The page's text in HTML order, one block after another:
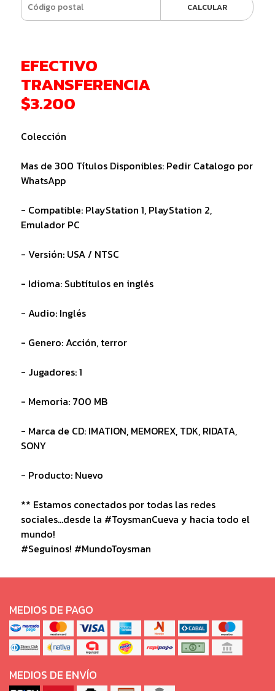
CALCULAR
EFECTIVO
TRANSFERENCIA
$3.200
Colección
Mas de 300 Títulos Disponibles: Pedir Catalogo por
WhatsApp
- Compatible: PlayStation 1, PlayStation 2,
Emulador PC
- Versión: USA / NTSC
- Idioma: Subtítulos en inglés
- Audio: Inglés
- Genero: Acción, terror
- Jugadores: 1
- Memoria: 700 MB
- Marca de CD: IMATION, MEMOREX, TDK, RIDATA,
SONY
- Producto: Nuevo
** Estamos conectados por todas las redes
sociales...desde la #ToysmanCueva y hacia todo el
mundo!
#Seguinos! #MundoToysman
MEDIOS DE PAGO
MEDIOS DE ENVÍO